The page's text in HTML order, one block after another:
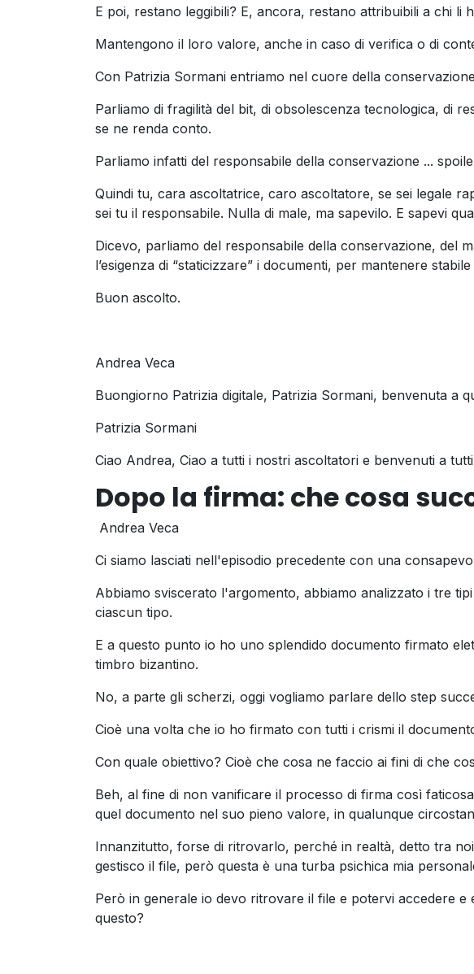
E poi, restano leggibili? E, ancora, restano attribuibili a chi li
Mantengono il loro valore, anche in caso di verifica o di
Con Patrizia Sormani entriamo nel cuore della
Parliamo di fragilità del bit, di obsolescenza tecnologica, di
se ne renda conto.
Parliamo infatti del responsabile della conservazione ...
Quindi tu, cara ascoltatrice, caro ascoltatore, se sei legale
sei tu il responsabile. Nulla di male, ma sapevilo. E sapevi
Dicevo, parliamo del responsabile della conservazione, del
l’esigenza di “staticizzare” i documenti, per mantenere
Buon ascolto.
Andrea Veca
Buongiorno Patrizia digitale, Patrizia Sormani, benvenuta a
Patrizia Sormani
Ciao Andrea, Ciao a tutti i nostri ascoltatori e benvenuti a
Dopo la firma: che cosa
Andrea Veca
Ci siamo lasciati nell'episodio precedente con una
Abbiamo sviscerato l'argomento, abbiamo analizzato i tre
ciascun tipo.
E a questo punto io ho uno splendido documento firmato
timbro bizantino.
No, a parte gli scherzi, oggi vogliamo parlare dello step
Cioè una volta che io ho firmato con tutti i crismi il
Con quale obiettivo? Cioè che cosa ne faccio ai fini di che
Beh, al fine di non vanificare il processo di firma così
quel documento nel suo pieno valore, in qualunque
Innanzitutto, forse di ritrovarlo, perché in realtà, detto tra
gestisco il file, però questa è una turba psichica mia
Però in generale io devo ritrovare il file e potervi accedere
questo?